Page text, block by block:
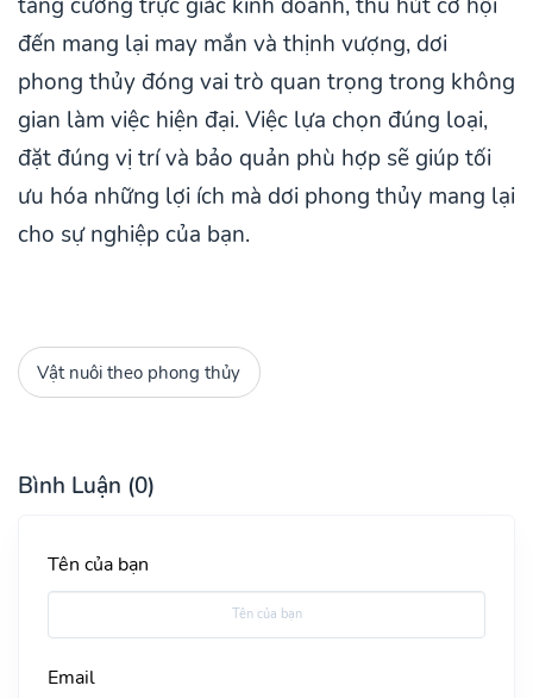
tăng cường trực giác kinh doanh, thu hút cơ hội
đến mang lại may mắn và thịnh vượng, dơi
phong thủy đóng vai trò quan trọng trong không
gian làm việc hiện đại. Việc lựa chọn đúng loại,
đặt đúng vị trí và bảo quản phù hợp sẽ giúp tối
ưu hóa những lợi ích mà dơi phong thủy mang lại
cho sự nghiệp của bạn.
Vật nuôi theo phong thủy
Bình Luận (0)
Tên của bạn
Email